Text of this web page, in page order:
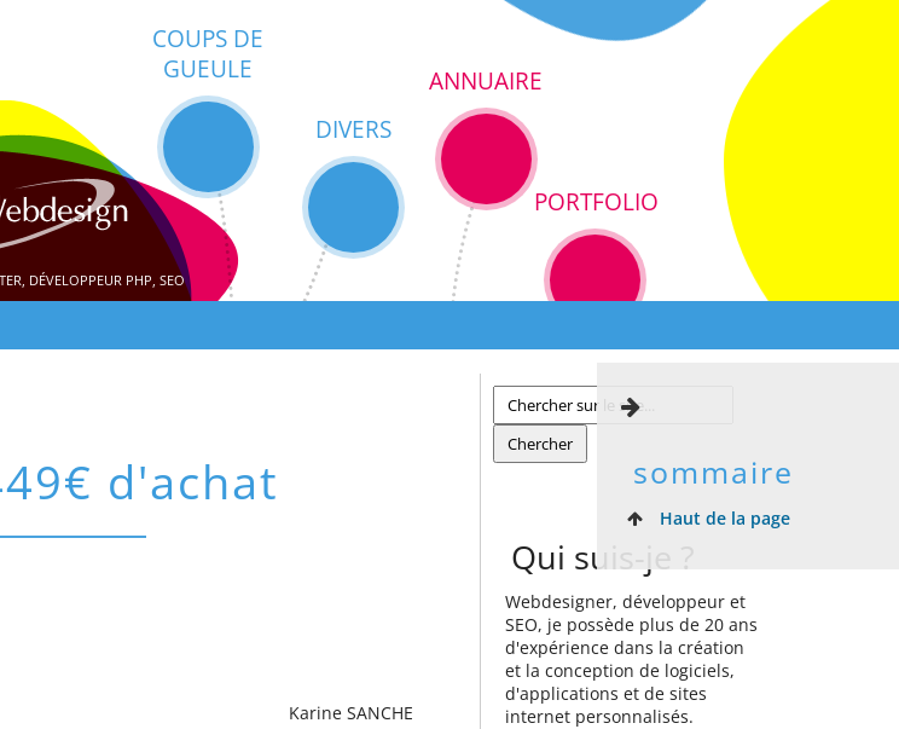
COUPS DE
GUEULE
DIVERS
ANNUAIRE
PORTFOLIO
DÉVELOPPEUR PHP, SEO
d'achat sommaire
Haut de la page
Karine SANCHE
Qui suis-je ?
Webdesigner, développeur et
SEO, je possède plus de 20 ans
d'expérience dans la création
et la conception de logiciels,
d'applications et de sites
internet personnalisés.